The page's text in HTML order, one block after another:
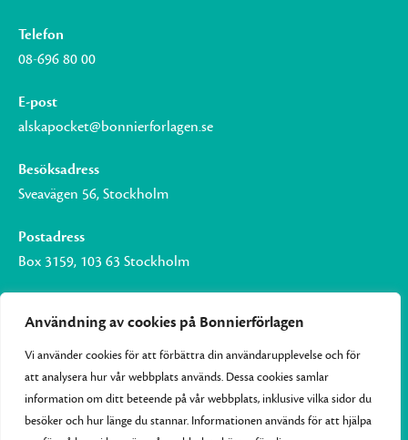
Användning av cookies på Bonnierförlagen
Vi använder cookies för att förbättra din användarupplevelse och för
att analysera hur vår webbplats används. Dessa cookies samlar
information om ditt beteende på vår webbplats, inklusive vilka sidor du
besöker och hur länge du stannar. Informationen används för att hjälpa
Telefon
08-696 80 00
E-post
alskapocket@bonnierforlagen.se
Besöksadress
Sveavägen 56, Stockholm
Postadress
Box 3159, 103 63 Stockholm
Om Bonnierförlagen
Cookies
Integritetspolicy